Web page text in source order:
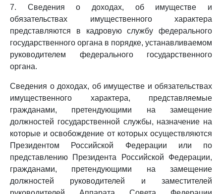
7. Сведения о доходах, об имуществе и
обязательствах имущественного характера
представляются в кадровую службу федерального
государственного органа в порядке, устанавливаемом
руководителем федерального государственного
органа.
Сведения о доходах, об имуществе и обязательствах
имущественного характера, представляемые
гражданами, претендующими на замещение
должностей государственной службы, назначение на
которые и освобождение от которых осуществляются
Президентом Российской Федерации или по
представлению Президента Российской Федерации,
гражданами, претендующими на замещение
должностей руководителей и заместителей